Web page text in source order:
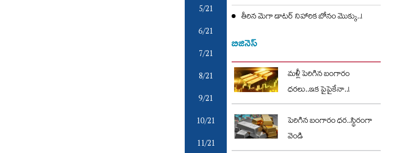
5/21
6/21
7/21
8/21
9/21
10/21
11/21
తీరిన మెగా డాటర్ నిహారిక బోనం మొక్కు..!
బిజినెస్
మళ్లీ పెరిగిన బంగారం
ధరలు..ఇక పైపైకేనా..!
పెరిగిన బంగారం ధర..స్థిరంగా
వెండి